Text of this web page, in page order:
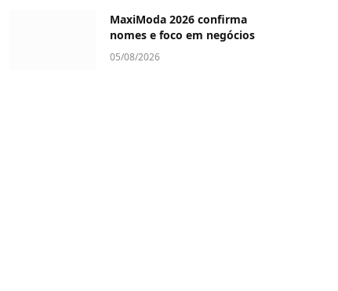
MaxiModa 2026 confirma
nomes e foco em negócios
05/08/2026